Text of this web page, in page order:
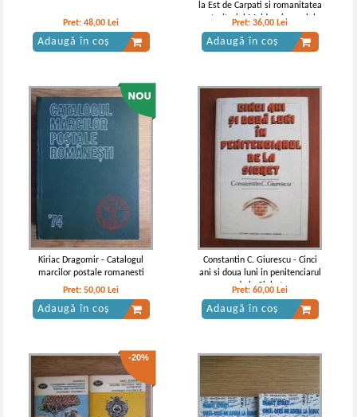
Romanesti si a vietii religioase a
romanilor (1932, volumul 2)
N. Iorga - Istoria bisericii romanesti
si a vietii religioase a romanilor (vol
1, 1908)
Pret:48,00 Lei
Adaugă în coș
la Est de Carpati si romanitatea
pe teritoriul Moldovei, secolele
II i.e.n.-III e.n. (volumul 1)
Pret:36,00 Lei
Adaugă în coș
Kiriac Dragomir - Catalogul
marcilor postale romanesti
Pret:50,00 Lei
Adaugă în coș
Constantin C. Giurescu - Cinci
ani si doua luni in penitenciarul
de la Sighet
Pret:60,00 Lei
Adaugă în coș
-20%